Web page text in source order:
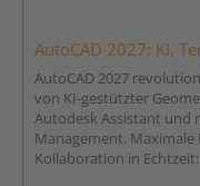
AutoCAD 2027: KI,
AutoCAD 2027
von KI-gestützter
Autodesk Assistant und
Management.
Kollaboration in Echtzeit: